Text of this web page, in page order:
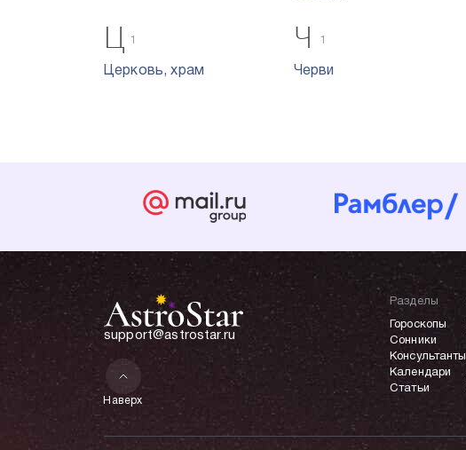
Ц 1
Церковь, храм
Ч 1
Черви
support@astrostar.ru
Наверх
Разделы
Гороскопы
Сонники
Консультанты
Календари
Статьи